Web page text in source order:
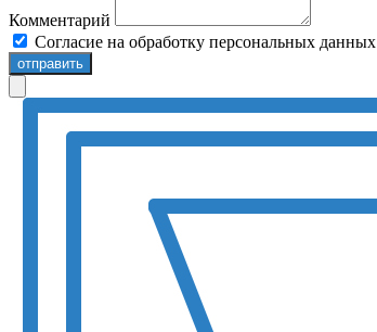
Комментарий
Согласие на обработку персональных данных
отправить